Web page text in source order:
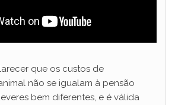
que os custos de
não se igualam à pensão
bem diferentes, e é válida